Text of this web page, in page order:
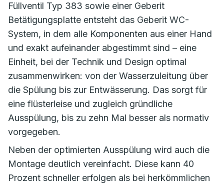
Füllventil Typ 383 sowie einer Geberit
Betätigungsplatte entsteht das Geberit WC-
System, in dem alle Komponenten aus einer Hand
und exakt aufeinander abgestimmt sind – eine
Einheit, bei der Technik und Design optimal
zusammenwirken: von der Wasserzuleitung über
die Spülung bis zur Entwässerung. Das sorgt für
eine flüsterleise und zugleich gründliche
Ausspülung, bis zu zehn Mal besser als normativ
vorgegeben.
Neben der optimierten Ausspülung wird auch die
Montage deutlich vereinfacht. Diese kann 40
Prozent schneller erfolgen als bei herkömmlichen